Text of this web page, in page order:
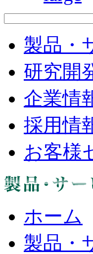
製品・
研究開
企業情
採用情
お客様
ホーム
製品・